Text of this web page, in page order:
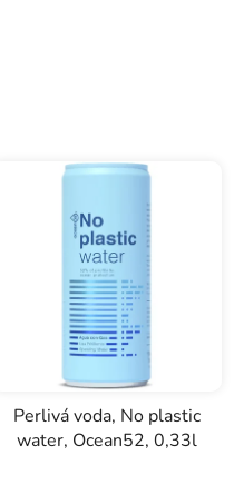
Perlivá voda, No plastic
water, Ocean52, 0,33l